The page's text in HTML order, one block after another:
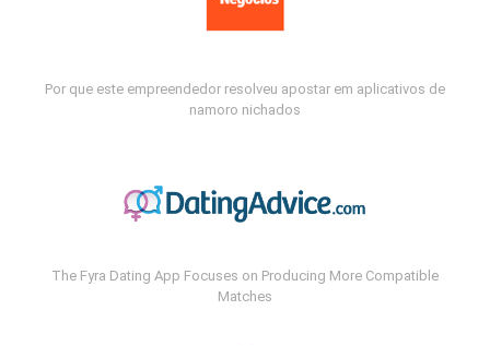
Por que este empreendedor resolveu apostar em aplicativos de
namoro nichados
The Fyra Dating App Focuses on Producing More Compatible
Matches